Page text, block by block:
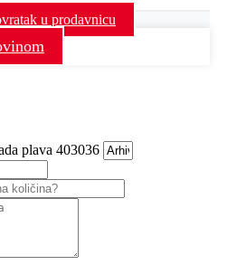
u prodavnicu
plava 403036